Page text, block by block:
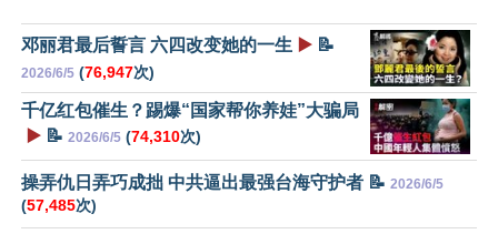
邓丽君最后誓言 六四改变她的一生 ▶️ 📝
2026/6/5 (76,947次)
千亿红包催生？踢爆“国家帮你养娃”大骗局
▶️ 📝 2026/6/5 (74,310次)
操弄仇日弄巧成拙 中共逼出最强台海守护者 📝 2026/6/5
(57,485次)